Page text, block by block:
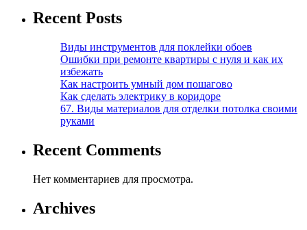
Recent Posts
Виды инструментов для поклейки обоев
Ошибки при ремонте квартиры с нуля и как их
избежать
Как настроить умный дом пошагово
Как сделать электрику в коридоре
67. Виды материалов для отделки потолка своими
руками
Recent Comments
Нет комментариев для просмотра.
Archives